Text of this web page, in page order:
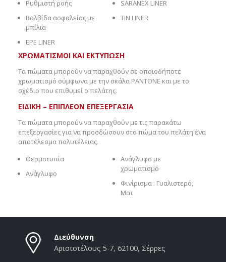
Ρυθμιστή ροής
Βαλβίδα ασφαλείας με
μπίλια
EPE LINER
SARANEX LINER
TIN LINER
ΧΡΩΜΑΤΙΣΜΟΙ ΚΑΙ ΕΚΤΥΠΩΣΗ
Τα πώματα μπορούν να παραχθούν σε οποιοδήποτε
χρωματισμό σύμφωνα με την σκάλα PANTONE και με το
σχέδιο που επιθυμεί ο πελάτης.
ΕΙΔΙΚΗ – ΕΠΙΠΛΕΟΝ ΕΠΕΞΕΡΓΑΣΙΑ
Τα πώματα μπορούν να παραχθούν με τις παρακάτω
επεξεργασίες για να προσδώσουν στο πώμα του πελάτη ένα
αποτέλεσμα πολυτέλειας.
Θερμοτυπία
Ανάγλυφο
Ανάγλυφο με
χρωματισμό
Φινίρισμα : Γυαλιστερό,
Ματ
Διεύθυνση
Αριστοτέλους 5-7, 62100, Σέρρες